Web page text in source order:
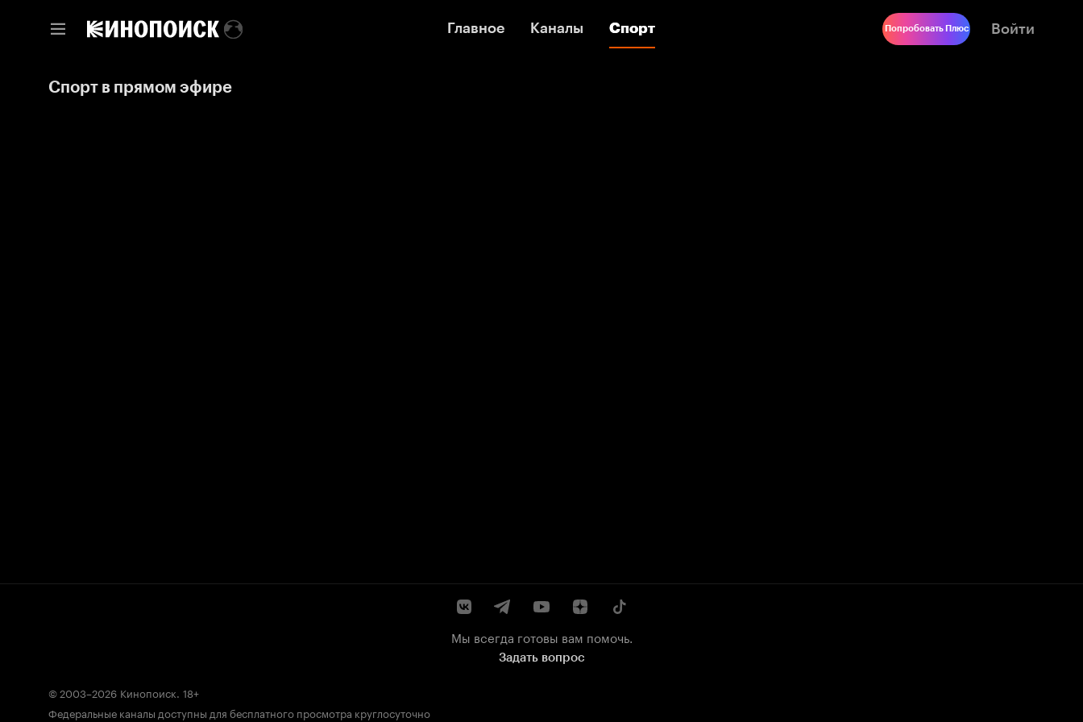
Главное Каналы Спорт
Главное Каналы Спорт Попробовать Плюс Войти
Спорт в прямом эфире
Мы всегда готовы вам помочь.
Задать вопрос
© 2003–2026 Кинопоиск. 18+
Федеральные каналы доступны для бесплатного просмотра круглосуточно